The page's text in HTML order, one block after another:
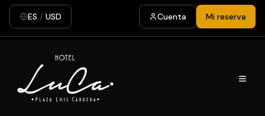
ES / USD Cuenta Mi reserva